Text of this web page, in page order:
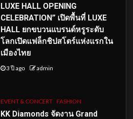
LUXE HALL OPENING
CELEBRATION” เปิดพื้นที่ LUXE
HALL ยกขบวนแบรนด์หรูระดับ
โลกเปิดแฟล็กชิปสโตร์แห่งแรกใน
เมืองไทย
3 ปี ago admin
EVENT & CONCERT FASHION
KK Diamonds จัดงาน Grand